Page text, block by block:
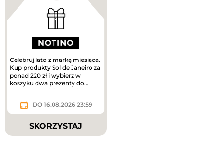
Celebruj lato z marką miesiąca.
Kup produkty Sol de Janeiro za
ponad 220 zł i wybierz w
koszyku dwa prezenty do
DO 16.08.2026 23:59
SKORZYSTAJ